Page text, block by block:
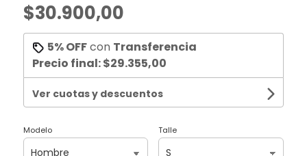
$30.900,00
5% OFFcon Transferencia
Precio final:$29.355,00
Ver cuotas y descuentos
Modelo Talle